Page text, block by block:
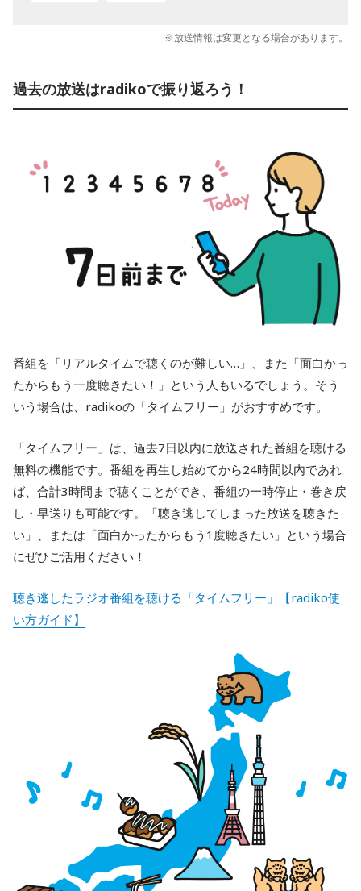
※放送情報は変更となる場合があります。
過去の放送はradikoで振り返ろう！
番組を「リアルタイムで聴くのが難しい…」、また「面白かっ
たからもう一度聴きたい！」という人もいるでしょう。そう
いう場合は、radikoの「タイムフリー」がおすすめです。
「タイムフリー」は、過去7日以内に放送された番組を聴ける
無料の機能です。番組を再生し始めてから24時間以内であれ
ば、合計3時間まで聴くことができ、番組の一時停止・巻き戻
し・早送りも可能です。「聴き逃してしまった放送を聴きた
い」、または「面白かったからもう1度聴きたい」という場合
にぜひご活用ください！
聴き逃したラジオ番組を聴ける「タイムフリー」【radiko使
い方ガイド】